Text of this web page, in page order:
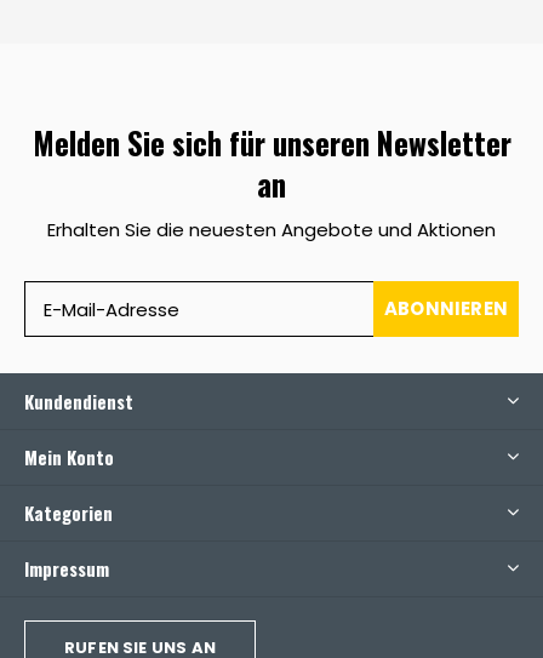
Melden Sie sich für unseren Newsletter
an
Erhalten Sie die neuesten Angebote und Aktionen
ABONNIEREN
Kundendienst
Mein Konto
Kategorien
Impressum
RUFEN SIE UNS AN